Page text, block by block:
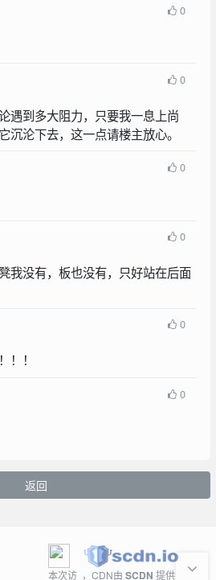
0
0
遇到多大阻力，只要我一息上尚
沉沦下去，这一点请楼主放心。
0
0
我没有，板也没有，只好站在后面
0
！！
0
返回
本次访 ，CDN由SCDN 提供